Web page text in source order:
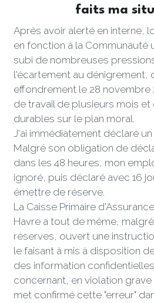
faits ma
Après avoir alerté en interne,
en fonction à la Communauté
subi de nombreuses
l'écartement au dénigrement,
effondrement le 28 novembre
de travail de plusieurs mois
durables sur le plan moral.
J'ai immédiatement déclaré
Malgré son obligation de
dans les 48 heures, mon
ignoré, puis déclaré avec 16
émettre de réserve.
La Caisse Primaire
Havre a tout de même,
réserves, ouvert une
le faisant à mis à disposition
des information
concernant, en violation
met confirmé cette "erreur"